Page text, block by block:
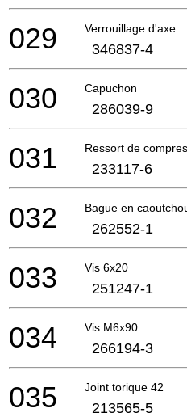
Verrouillage d'axe
029 346837-4
Capuchon
030 286039-9
Ressort de
031 233117-6
Bague en
032 262552-1
Vis 6x20
033 251247-1
Vis M6x90
034 266194-3
Joint torique 42
035 213565-5